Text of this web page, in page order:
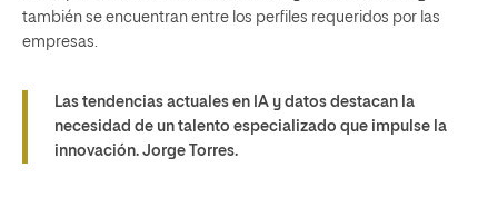
también se encuentran entre los perfiles requeridos por las
empresas.
Las tendencias actuales en IA y datos destacan la
necesidad de un talento especializado que impulse la
innovación. Jorge Torres.